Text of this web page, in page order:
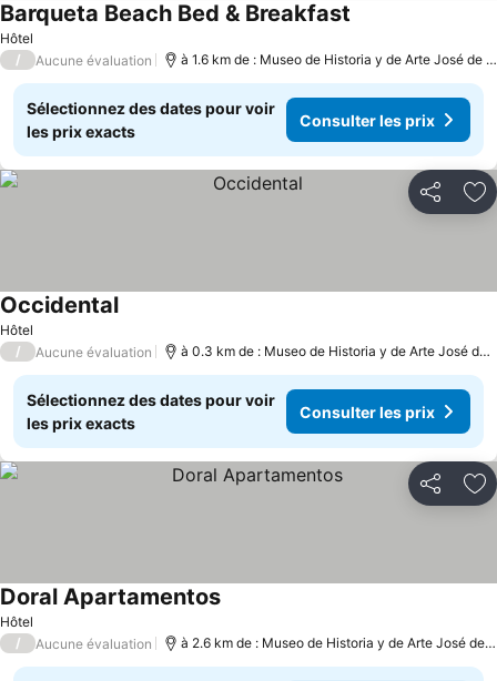
Hôtel
Barqueta Beach Bed & Breakfast
/ Aucune évaluation à 1.6 km de : Museo de Historia y de Arte José de
Sélectionnez des dates pour voir
les prix exacts
Consulter les prix
Partager
Hôtel
OccidentalConsulter les prix
/ Aucune évaluation à 0.3 km de : Museo de Historia y de Arte José de
Sélectionnez des dates pour voir
les prix exacts
Consulter les prix
Partager
Hôtel
Doral ApartamentosConsulter les prix
/ Aucune évaluation à 2.6 km de : Museo de Historia y de Arte José de